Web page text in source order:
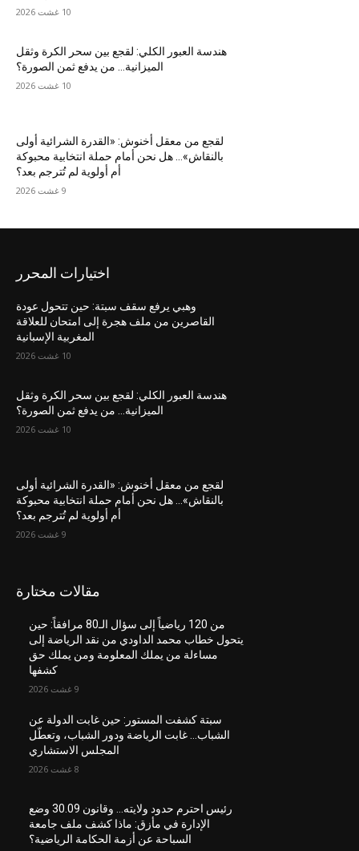
10 غشت 2026
هندسة العبور الكلي: لقجع بين سحر الكرة وثقل
الميزانية… من يدفع ثمن الصورة؟
10 غشت 2026
لقجع من معقل أخنوش: «القدرة الشرائية أولى
بالنقاش»… هل نحن أمام حملة انتخابية محبوكة
أم أولوية لم تُترجم بعد؟
9 غشت 2026
اختيارات المحرر
وهبي يرفع سقف سبتة: حين تتحول عودة
القاصرين من ملف هجرة إلى امتحان للعلاقة
المغربية الإسبانية
10 غشت 2026
هندسة العبور الكلي: لقجع بين سحر الكرة وثقل
الميزانية… من يدفع ثمن الصورة؟
10 غشت 2026
لقجع من معقل أخنوش: «القدرة الشرائية أولى
بالنقاش»… هل نحن أمام حملة انتخابية محبوكة
أم أولوية لم تُترجم بعد؟
9 غشت 2026
مقالات مختارة
من 120 رياضياً إلى سؤال الـ80 مرافقاً: حين
يتحول خطاب محمد الداودي من نقد الرياضة إلى
مساءلة من يملك المعلومة ومن يملك حق
كشفها
9 غشت 2026
سبتة كشفت المستور: حين غابت الدولة عن
الشباب… غابت الرياضة ودور الشباب، وتعطّل
المجلس الاستشاري
8 غشت 2026
رئيس احترم حدود ولايته… وقانون 30.09 وضع
الإدارة في مأزق: ماذا كشف ملف جامعة
السباحة عن أزمة الحكامة الرياضية؟